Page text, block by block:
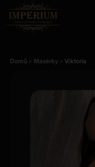
Domů > Masérky > Viktoria